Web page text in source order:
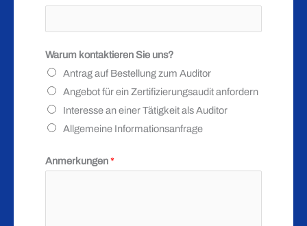
r
n
g
e
n
T
l
Warum kontaktieren Sie uns?
Antrag auf Bestellung zum Auditor
Angebot für ein Zertifizierungsaudit anfordern
Interesse an einer Tätigkeit als Auditor
Allgemeine Informationsanfrage
Anmerkungen*